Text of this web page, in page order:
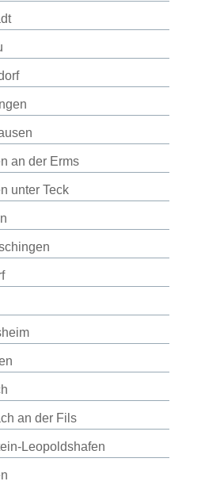
an der Erms
unter Teck
an der Fils
Leopoldshafen